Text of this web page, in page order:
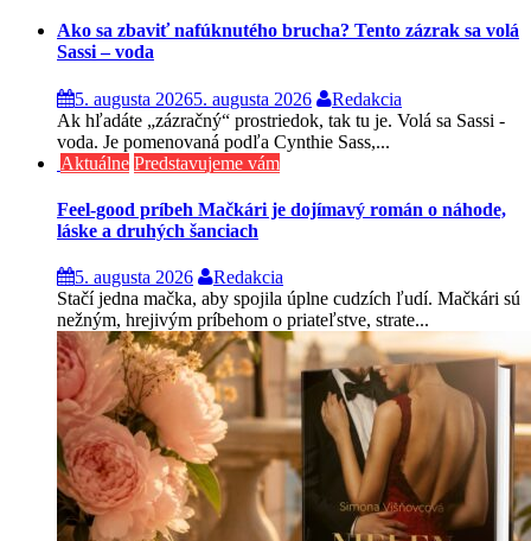
Ako sa zbaviť nafúknutého brucha? Tento zázrak sa volá
Sassi – voda
5. augusta 20265. augusta 2026
Redakcia
Ak hľadáte „zázračný“ prostriedok, tak tu je. Volá sa Sassi -
voda. Je pomenovaná podľa Cynthie Sass,...
Aktuálne Predstavujeme vám
Feel-good príbeh Mačkári je dojímavý román o náhode,
láske a druhých šanciach
5. augusta 2026
Redakcia
Stačí jedna mačka, aby spojila úplne cudzích ľudí. Mačkári sú
nežným, hrejivým príbehom o priateľstve, strate...